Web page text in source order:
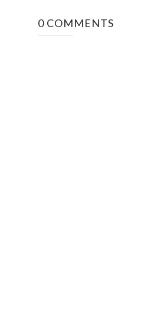
0 COMMENTS